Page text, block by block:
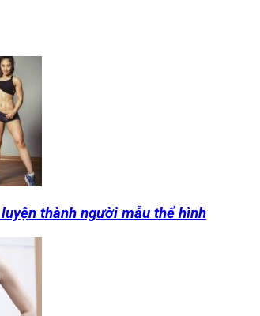
thành người mẫu thể hình